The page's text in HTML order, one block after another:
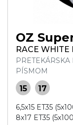
OZ
RACE WHITE
PÍSMOM
15 17
6,5x15 ET35
8x17 ET35